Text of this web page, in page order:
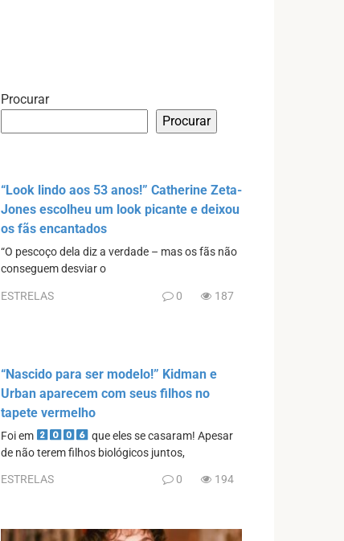
Procurar
Procurar
“Look lindo aos 53 anos!” Catherine Zeta-
Jones escolheu um look picante e deixou
os fãs encantados
“O pescoço dela diz a verdade – mas os fãs não
conseguem desviar o
ESTRELAS 0 187
“Nascido para ser modelo!” Kidman e
Urban aparecem com seus filhos no
tapete vermelho
Foi em
que eles se casaram! Apesar
de não terem filhos biológicos juntos,
ESTRELAS 0 194